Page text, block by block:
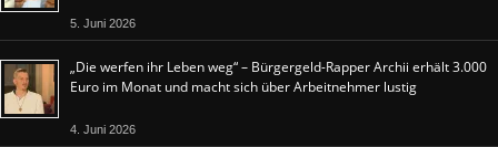
5. Juni 2026
„Die werfen ihr Leben weg“ – Bürgergeld-Rapper Archii erhält 3.000
Euro im Monat und macht sich über Arbeitnehmer lustig
4. Juni 2026